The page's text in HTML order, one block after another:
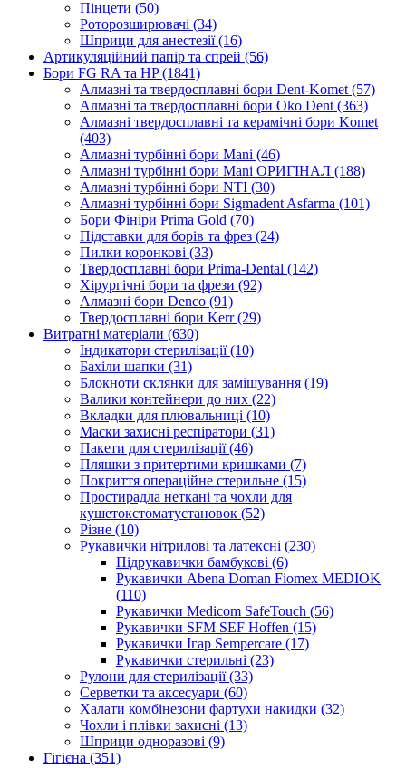
Пінцети (50)
Роторозширювачі (34)
Шприци для анестезії (16)
Артикуляційний папір та спрей (56)
Бори FG RA та HP (1841)
Алмазні та твердосплавні бори Dent-Komet (57)
Алмазні та твердосплавні бори Oko Dent (363)
Алмазні твердосплавні та керамічні бори Komet
(403)
Алмазні турбінні бори Mani (46)
Алмазні турбінні бори Mani ОРИГІНАЛ (188)
Алмазні турбінні бори NTI (30)
Алмазні турбінні бори Sigmadent Asfarma (101)
Бори Фініри Prima Gold (70)
Підставки для борів та фрез (24)
Пилки коронкові (33)
Твердосплавні бори Prima-Dental (142)
Хірургічні бори та фрези (92)
Алмазні бори Denco (91)
Твердосплавні бори Kerr (29)
Витратні матеріали (630)
Індикатори стерилізації (10)
Бахіли шапки (31)
Блокноти склянки для замішування (19)
Валики контейнери до них (22)
Вкладки для плювальниці (10)
Маски захисні респіратори (31)
Пакети для стерилізації (46)
Пляшки з притертими кришками (7)
Покриття операційне стерильне (15)
Простирадла неткані та чохли для
кушетокстоматустановок (52)
Різне (10)
Рукавички нітрилові та латексні (230)
Підрукавички бамбукові (6)
Рукавички Abena Doman Fiomex MEDIOK
(110)
Рукавички Medicom SafeTouch (56)
Рукавички SFM SEF Hoffen (15)
Рукавички Ігар Sempercare (17)
Рукавички стерильні (23)
Рулони для стерилізації (33)
Серветки та аксесуари (60)
Халати комбінезони фартухи накидки (32)
Чохли і плівки захисні (13)
Шприци одноразові (9)
Гігієна (351)